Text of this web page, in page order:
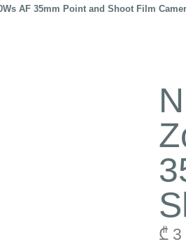
AF 35mm Point and Shoot Film
₾